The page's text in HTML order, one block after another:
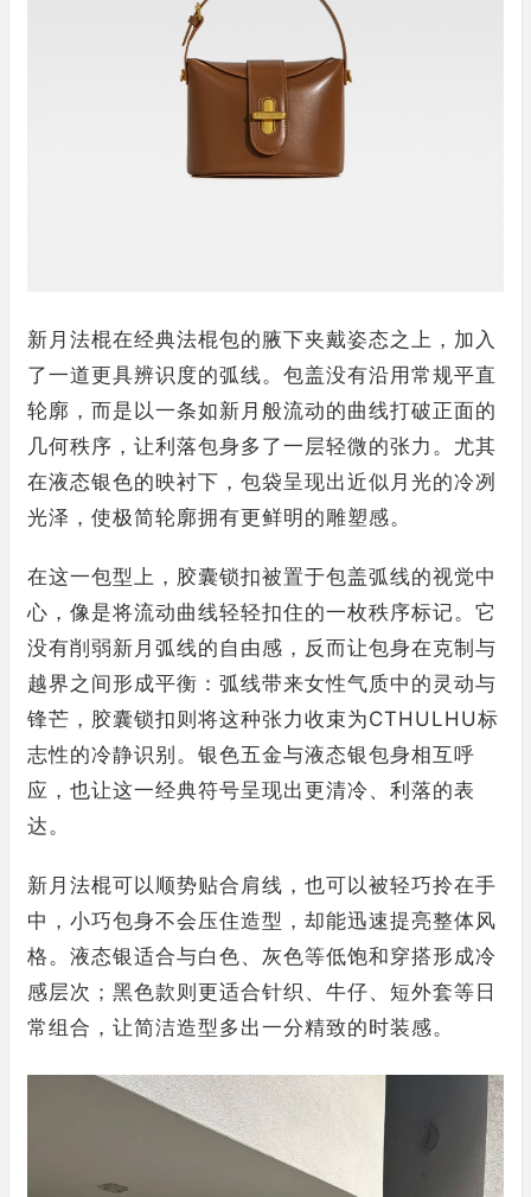
新月法棍在经典法棍包的腋下夹戴姿态之上，加入
了一道更具辨识度的弧线。包盖没有沿用常规平直
轮廓，而是以一条如新月般流动的曲线打破正面的
几何秩序，让利落包身多了一层轻微的张力。尤其
在液态银色的映衬下，包袋呈现出近似月光的冷冽
光泽，使极简轮廓拥有更鲜明的雕塑感。
在这一包型上，胶囊锁扣被置于包盖弧线的视觉中
心，像是将流动曲线轻轻扣住的一枚秩序标记。它
没有削弱新月弧线的自由感，反而让包身在克制与
越界之间形成平衡：弧线带来女性气质中的灵动与
锋芒，胶囊锁扣则将这种张力收束为CTHULHU标
志性的冷静识别。银色五金与液态银包身相互呼
应，也让这一经典符号呈现出更清冷、利落的表
达。
新月法棍可以顺势贴合肩线，也可以被轻巧拎在手
中，小巧包身不会压住造型，却能迅速提亮整体风
格。液态银适合与白色、灰色等低饱和穿搭形成冷
感层次；黑色款则更适合针织、牛仔、短外套等日
常组合，让简洁造型多出一分精致的时装感。